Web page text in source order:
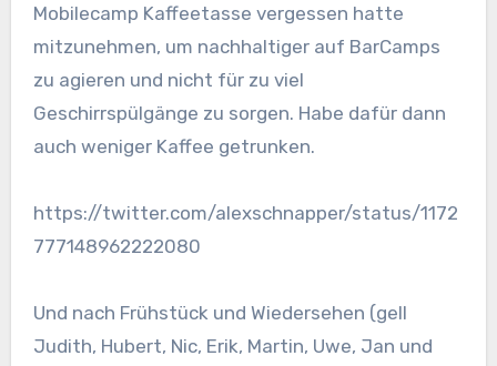
Mobilecamp Kaffeetasse vergessen hatte
mitzunehmen, um nachhaltiger auf BarCamps
zu agieren und nicht für zu viel
Geschirrspülgänge zu sorgen. Habe dafür dann
auch weniger Kaffee getrunken.
https://twitter.com/alexschnapper/status/1172
777148962222080
Und nach Frühstück und Wiedersehen (gell
Judith, Hubert, Nic, Erik, Martin, Uwe, Jan und